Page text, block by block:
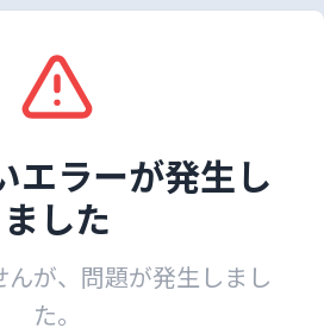
エラーが発生し
ました
んが、問題が発生しまし
た。